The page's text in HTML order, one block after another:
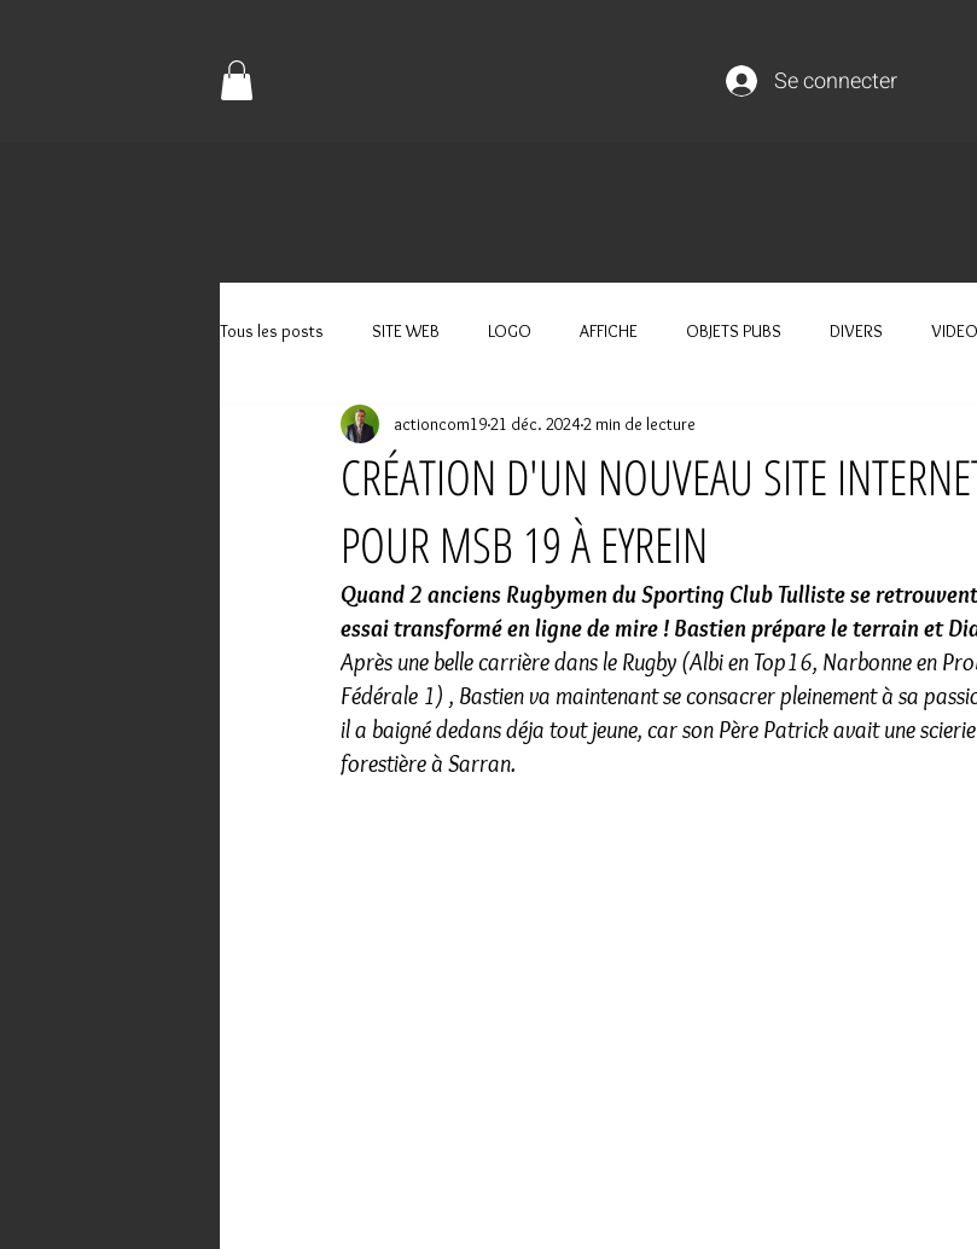
Se connecter
Tous les posts SITE WEB LOGO AFFICHE OBJETS PUBS DIVERS
CRÉATION D'UN NOUVEAU SITE
POUR MSB 19 À EYREIN
actioncom1921 déc. 20242 min de lecture
Quand 2 anciens Rugbymen du Sporting Club Tulliste se
essai transformé en ligne de mire ! Bastien prépare le terrain et
Après une belle carrière dans le Rugby (Albi en Top16, Narbonne en
Fédérale 1) , Bastien va maintenant se consacrer pleinement à sa
il a baigné dedans déja tout jeune, car son Père Patrick avait une
forestière à Sarran.